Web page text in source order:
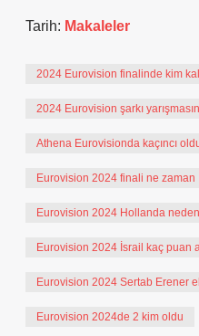
Tarih: Makaleler
2024 Eurovision finalinde kim
2024 Eurovision şarkı
Athena Eurovisionda kaçıncı
Eurovision 2024 finali ne zaman
Eurovision 2024 Hollanda
Eurovision 2024 İsrail kaç puan
Eurovision 2024 Sertab Erener
Eurovision 2024de 2 kim oldu